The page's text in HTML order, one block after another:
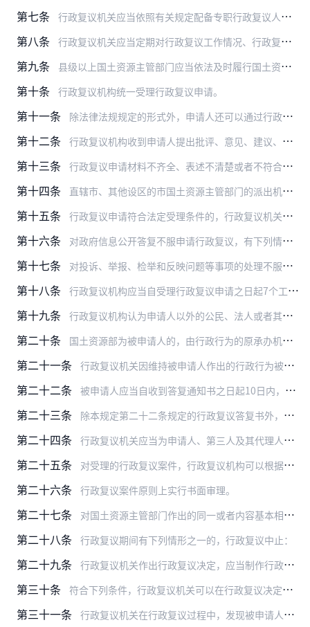
第七条 行政复议机关应当依照有关规定配备专职行政复议人员，并定期组织培训，保障其每年参加专业培训的时间不少于36个学时。
第八条 行政复议机关应当定期对行政复议工作情况、行政复议决定履行情况以及典型案例等进行统计、分析、通报，并将有关情况向上一级国土资源主管部门报告。
第九条 县级以上国土资源主管部门应当依法及时履行国土资源法定职责，维护公民、法人和其他组织的合法权益，从源头上预防和减少国土资源行政争议。
第十条 行政复议机构统一受理行政复议申请。
第十一条 除法律法规规定的形式外，申请人还可以通过行政复议机关开通的电子邮件、门户网站、官方微信等渠道提出行政复议申请。
第十二条 行政复议机构收到申请人提出批评、意见、建议、控告、检举、投诉等信访请求的，应当将相关材料转交信访工作机构等处理，告知申请人并做好记录。
第十三条 行政复议申请材料不齐全、表述不清楚或者不符合法定形式的，行政复议机构应当在收到该行政复议申请书之日起5个工作日内，书面通知申请人一次性补正。
第十四条 直辖市、其他设区的市国土资源主管部门的派出机构作出的政府信息公开、投诉举报处理等行政行为，当事人不服申请行政复议的，由设立该派出机构的国土资源主管部门受理。
第十五条 行政复议申请符合法定受理条件的，行政复议机关应当受理。
第十六条 对政府信息公开答复不服申请行政复议，有下列情形之一的，被申请人已经履行法定告知义务或者说明理由的，行政复议机关可以驳回行政复议申请：
第十七条 对投诉、举报、检举和反映问题等事项的处理不服申请行政复议，属于下列情形之一的，行政复议机构应当进行审查：
第十八条 行政复议机构应当自受理行政复议申请之日起7个工作日内，向被申请人发出答复通知书，并将行政复议申请书副本或者申请笔录复印件一并发送被申请人。
第十九条 行政复议机构认为申请人以外的公民、法人或者其他组织与被复议的行政行为有利害关系的，可以通知其作为第三人参加行政复议。
第二十条 国土资源部为被申请人的，由行政行为的原承办机构提出书面答复，报分管部领导审定。
第二十一条 行政复议机关因维持被申请人作出的行政行为被共同提起诉讼的，被申请人应当指定作出行政行为的承办机构或者法制工作机构与立案的人民法院联系，并及时与行政复议机关的应诉…
第二十二条 被申请人应当自收到答复通知书之日起10日内，提交行政复议答复书。
第二十三条 除本规定第二十二条规定的行政复议答复书外，被申请人还应当一并提交作出原行政行为的证据、依据和其他有关材料。
第二十四条 行政复议机关应当为申请人、第三人及其代理人查阅案卷材料提供必要的便利条件。
第二十五条 对受理的行政复议案件，行政复议机构可以根据案件审理的需要，征求本行政复议机关相关机构的意见。
第二十六条 行政复议案件原则上实行书面审理。
第二十七条 对国土资源主管部门作出的同一或者内容基本相同的行政行为，提出多个行政复议申请的，行政复议机构可以合并审理。
第二十八条 行政复议期间有下列情形之一的，行政复议中止：
第二十九条 行政复议机关作出行政复议决定，应当制作行政复议决定书。
第三十条 符合下列条件，行政复议机关可以在行政复议决定书中对被申请人予以指正，作出驳回复议申请或者维持原行政行为的决定：
第三十一条 行政复议机关在行政复议过程中，发现被申请人相关行政行为的合法性、合理性存在问题，或者需要做好善后工作的，可以制发行政复议意见书，向被申请人指出存在的问题，提出整…